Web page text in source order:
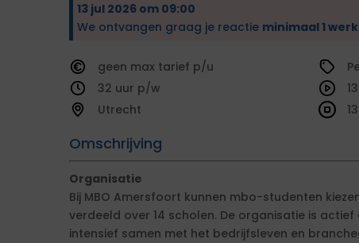
13 jul 2026 om 09:00
We ontvangen graag je reactie minimaal 1
geen
tarief
32
Utrecht
Omschrijving
Organisatie
Bij MBO Amersfoort kunnen mbo-studenten
verdeeld over 14 scholen. De organisatie is
intensief samen met het bedrijfsleven en